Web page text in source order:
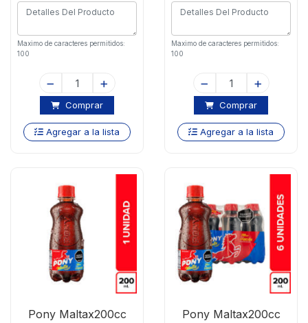
Maximo de caracteres permitidos:
100
Comprar
Agregar a la lista
Maximo de caracteres permitidos:
100
Comprar
Agregar a la lista
Pony Maltax200cc
Pony Maltax200cc